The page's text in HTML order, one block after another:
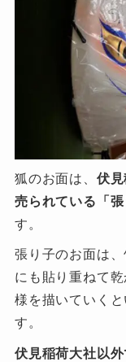
狐のお面は、 伏
売られている「張
す。
張り子のお面は
にも貼り重ねて
様を描いていく
す。
伏見稲荷大社以